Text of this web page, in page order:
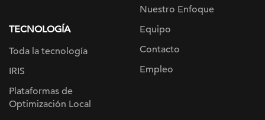
TECNOLOGÍA
Toda la tecnología
IRIS
Plataformas de
Optimización Local
Nuestro Enfoque
Equipo
Contacto
Empleo